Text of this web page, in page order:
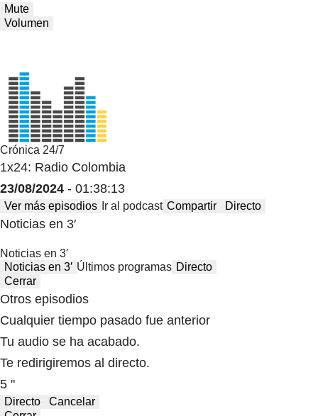
Mute
Volumen
Crónica 24/7
1x24: Radio Colombia
23/08/2024 - 01:38:13
Ver más episodios Ir al podcast Compartir Directo
Noticias en 3′
Noticias en 3′
Noticias en 3′ Últimos programas Directo
Cerrar
Otros episodios
Cualquier tiempo pasado fue anterior
Tu audio se ha acabado.
Te redirigiremos al directo.
5 "
Directo
Cancelar